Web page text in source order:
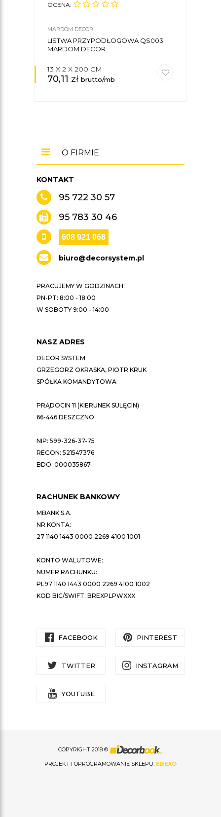
OCENA:
MARDOM DECOR
LISTWA PRZYPODŁOGOWA QS003
MARDOM DECOR
13 X 2 X 200 CM
70,11 zł brutto/mb
KONTAKT
95 722 30 57
95 783 30 46
608 921 068
biuro@decorsystem.pl
PRACUJEMY W GODZINACH:
PN-PT: 8:00 - 18:00
W SOBOTY 9:00 - 14:00
NASZ ADRES
DECOR SYSTEM
GRZEGORZ OKRASKA, PIOTR KRUK
SPÓŁKA KOMANDYTOWA
PRĄDOCIN 11 (KIERUNEK SULĘCIN)
66-446 DESZCZNO
NIP: 599-326-37-75
REGON: 521547376
BDO: 000035867
O FIRMIE
RACHUNEK BANKOWY
MBANK S.A.
NR KONTA:
27 1140 1443 0000 2269 4100 1001
KONTO WALUTOWE:
NUMER RACHUNKU:
PL97 1140 1443 0000 2269 4100 1002
KOD BIC/SWIFT: BREXPLPWXXX
FACEBOOK PINTEREST
TWITTER INSTAGRAM
YOUTUBE
COPYRIGHT 2018 ©
PROJEKT I OPROGRAMOWANIE SKLEPU: EBEXO